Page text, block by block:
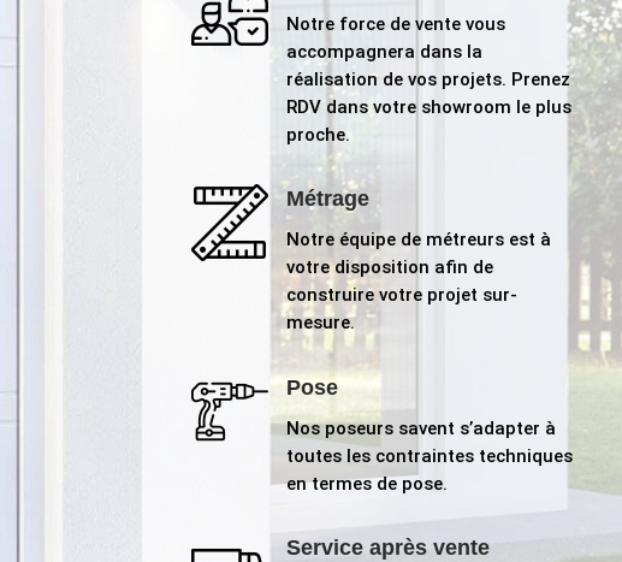
Notre force de vente vous
accompagnera dans la
réalisation de vos projets. Prenez
RDV dans votre showroom le plus
proche.
Métrage
Notre équipe de métreurs est à
votre disposition afin de
construire votre projet sur-
mesure.
Pose
Nos poseurs savent s’adapter à
toutes les contraintes techniques
en termes de pose.
Service après vente